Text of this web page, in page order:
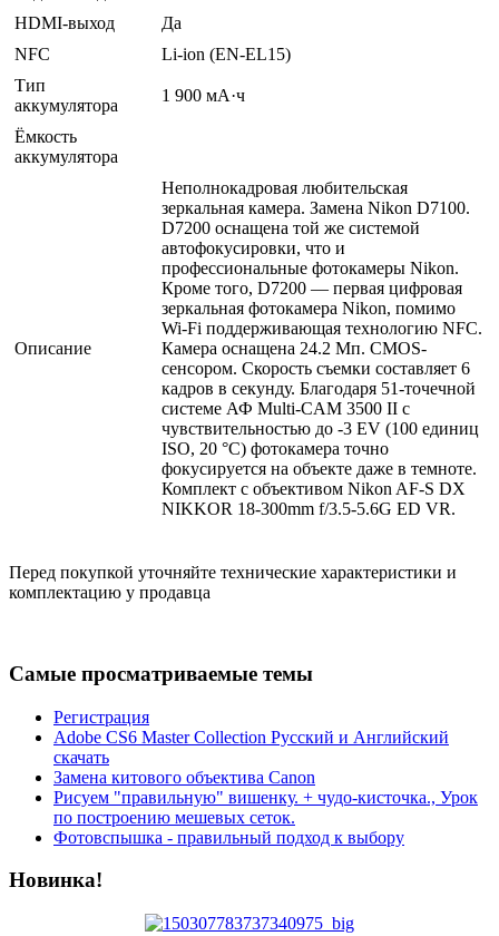
HDMI-выход
Да
NFC
Li-ion (EN-EL15)
Тип
аккумулятора
1 900 мА·ч
Ёмкость
аккумулятора
Описание
Неполнокадровая любительская
зеркальная камера. Замена Nikon D7100.
D7200 оснащена той же системой
автофокусировки, что и
профессиональные фотокамеры Nikon.
Кроме того, D7200 — первая цифровая
зеркальная фотокамера Nikon, помимо
Wi-Fi поддерживающая технологию NFC.
Камера оснащена 24.2 Мп. CMOS-
сенсором. Скорость съемки составляет 6
кадров в секунду. Благодаря 51-точечной
системе АФ Multi-CAM 3500 II с
чувствительностью до -3 EV (100 единиц
ISO, 20 °C) фотокамера точно
фокусируется на объекте даже в темноте.
Комплект с объективом Nikon AF-S DX
NIKKOR 18-300mm f/3.5-5.6G ED VR.
Перед покупкой уточняйте технические характеристики и
комплектацию у продавца
Самые просматриваемые темы
Регистрация
Adobe CS6 Master Collection Русский и Английский
скачать
Замена китового объектива Canon
Рисуем "правильную" вишенку. + чудо-кисточка., Урок
по построению мешевых сеток.
Фотовспышка - правильный подход к выбору
Новинка!